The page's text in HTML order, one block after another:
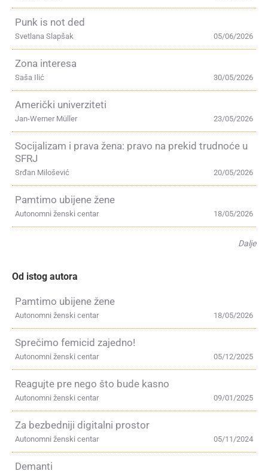
Punk is not ded
05/06/2026
Svetlana Slapšak
Zona interesa
30/05/2026
Saša Ilić
Američki univerziteti
23/05/2026
Jan-Werner Müller
Socijalizam i prava žena: pravo na prekid trudnoće u
SFRJ
20/05/2026
Srđan Milošević
Pamtimo ubijene žene
18/05/2026
Autonomni ženski centar
Dalje
Od istog autora
Pamtimo ubijene žene
18/05/2026
Autonomni ženski centar
Sprečimo femicid zajedno!
05/12/2025
Autonomni ženski centar
Reagujte pre nego što bude kasno
09/01/2025
Autonomni ženski centar
Za bezbedniji digitalni prostor
05/11/2024
Autonomni ženski centar
Demanti